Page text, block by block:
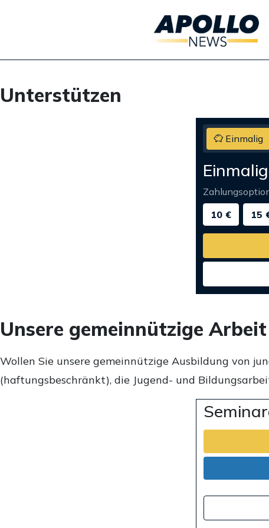
Unterstützen
Einmalig
10 €
15
Unsere gemeinnützige Arbeit
Wollen Sie unsere gemeinnützige Ausbildung von
(haftungsbeschränkt), die Jugend- und